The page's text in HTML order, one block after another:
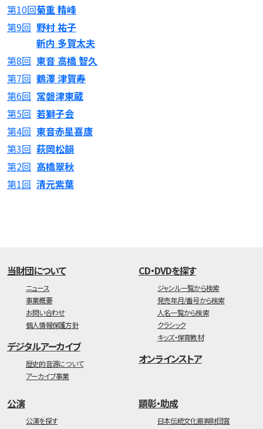
第10回菊重 精峰
第9回 野村 祐子
新内 多賀太夫
第8回 東音 高橋 智久
第7回 鶴澤 津賀寿
第6回 常磐津東蔵
第5回 若獅子会
第4回 東音赤星喜康
第3回 萩岡松韻
第2回 髙橋翠秋
第1回 清元紫葉
当財団について
ニュース
事業概要
お問い合わせ
個人情報保護方針
デジタルアーカイブ
歴史的音源について
アーカイブ事業
CD・DVDを探す
ジャンル一覧から検索
発売年月/番号から検索
人名一覧から検索
クラシック
キッズ・保育教材
オンラインストア
公演
公演を探す
顕彰・助成
日本伝統文化振興財団賞